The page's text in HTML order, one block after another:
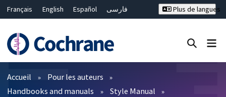
Français English Español
فارسی
Bahasa Malaysia
ไทย
繁體中文
简体中文
Plus de langues
Filtres
Accueil
Pour les auteurs
Handbooks and manuals
Style Manual